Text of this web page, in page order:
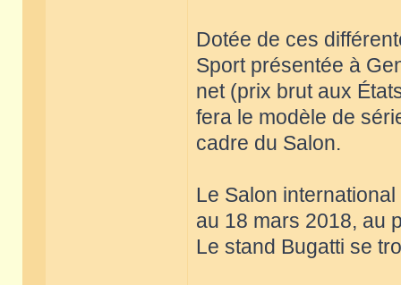
Dotée de ces
Sport présentée à
net (prix brut aux
fera le modèle de
cadre du Salon.
Le Salon
au 18 mars 2018, au
Le stand Bugatti se